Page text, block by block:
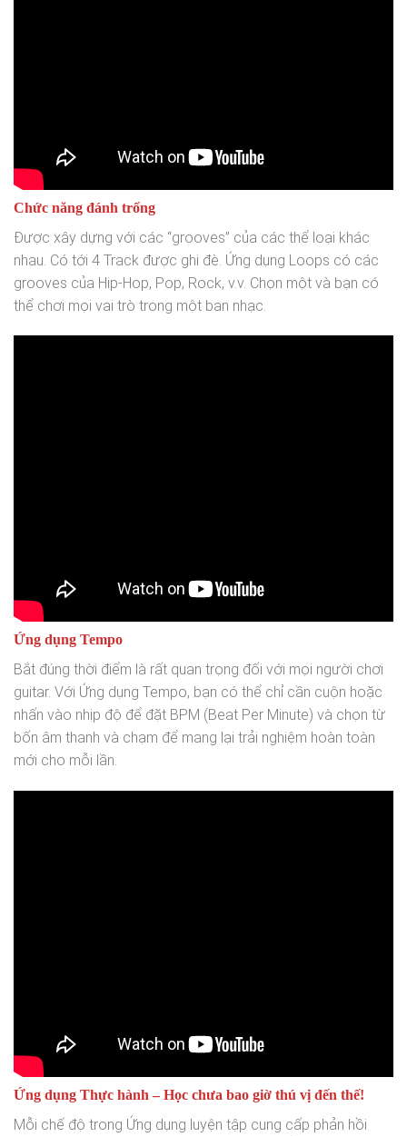
Chức năng đánh trống
Được xây dựng với các “grooves” của các thể loại khác
nhau. Có tới 4 Track được ghi đè. Ứng dụng Loops có các
grooves của Hip-Hop, Pop, Rock, v.v. Chọn một và bạn có
thể chơi mọi vai trò trong một ban nhạc.
Ứng dụng Tempo
Bắt đúng thời điểm là rất quan trọng đối với mọi người chơi
guitar. Với Ứng dụng Tempo, bạn có thể chỉ cần cuộn hoặc
nhấn vào nhịp độ để đặt BPM (Beat Per Minute) và chọn từ
bốn âm thanh và chạm để mang lại trải nghiệm hoàn toàn
mới cho mỗi lần.
Ứng dụng Thực hành – Học chưa bao giờ thú vị đến thế!
Mỗi chế độ trong Ứng dụng luyện tập cung cấp phản hồi